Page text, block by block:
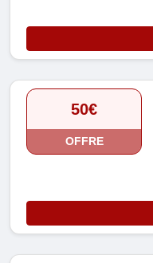
50€
OFFRE